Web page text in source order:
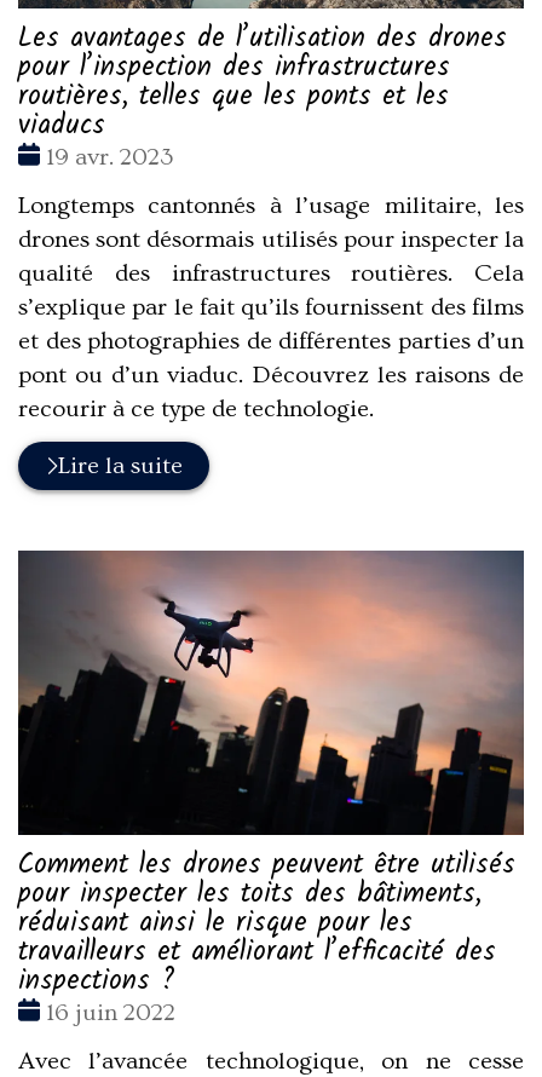
Les avantages de l’utilisation des drones
pour l’inspection des infrastructures
routières, telles que les ponts et les
viaducs
Date
19 avr. 2023
Longtemps cantonnés à l’usage militaire, les
drones sont désormais utilisés pour inspecter la
qualité des infrastructures routières. Cela
s’explique par le fait qu’ils fournissent des films
et des photographies de différentes parties d’un
pont ou d’un viaduc. Découvrez les raisons de
recourir à ce type de technologie.
Lire la suite
Comment les drones peuvent être utilisés
pour inspecter les toits des bâtiments,
réduisant ainsi le risque pour les
travailleurs et améliorant l’efficacité des
inspections ?
Date
16 juin 2022
Avec l’avancée technologique, on ne cesse